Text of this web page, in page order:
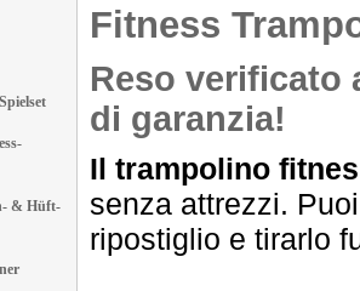
& Hüft-
Fitness
Reso verificato
di garanzia!
Il trampolino
senza attrezzi.
ripostiglio e tirarlo